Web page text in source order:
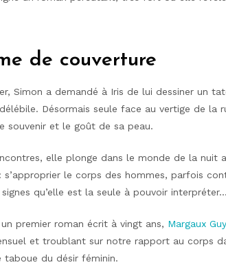
de couverture
Simon a demandé à Iris de lui dessiner un
Désormais seule face au vertige de la
souvenir et le goût de sa peau.
elle plonge dans le monde de la nuit
s’approprier le corps des hommes, parfois
qu’elle est la seule à pouvoir interpréter…
premier roman écrit à vingt ans, Margaux
et troublant sur notre rapport au corps
taboue du désir féminin.